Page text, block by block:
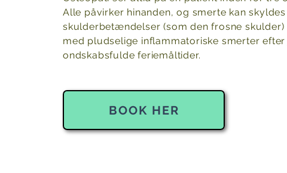
Alle påvirker hinanden, og smerte kan
skulderbetændelser (som den frosne
med pludselige inflammatoriske smerter
ondskabsfulde feriemåltider.
BOOK HER